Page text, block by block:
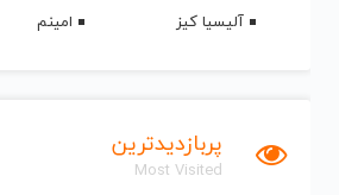
آلیسیا کیز
امینم
پربازدیدترین
Most Visited